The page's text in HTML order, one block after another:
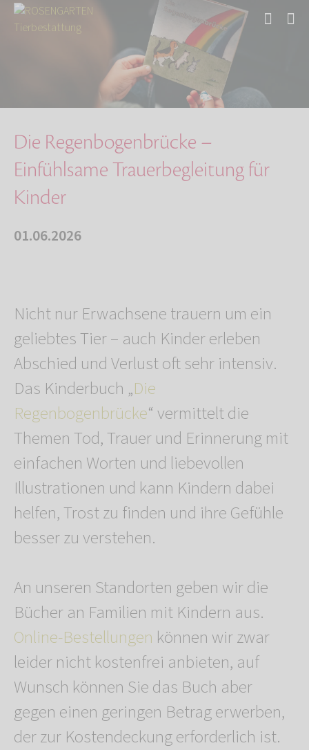
Aktuelles
Die Regenbogenbrücke – Einfühlsame Trauerbegl…
Die Regenbogenbrücke –
Einfühlsame Trauerbegleitung für
Kinder
01.06.2026
Nicht nur Erwachsene trauern um ein
geliebtes Tier – auch Kinder erleben
Abschied und Verlust oft sehr intensiv.
Das Kinderbuch „Die
Regenbogenbrücke“ vermittelt die
Themen Tod, Trauer und Erinnerung mit
einfachen Worten und liebevollen
Illustrationen und kann Kindern dabei
helfen, Trost zu finden und ihre Gefühle
besser zu verstehen.
An unseren Standorten geben wir die
Bücher an Familien mit Kindern aus.
Online-Bestellungen können wir zwar
leider nicht kostenfrei anbieten, auf
Wunsch können Sie das Buch aber
gegen einen geringen Betrag erwerben,
der zur Kostendeckung erforderlich ist.